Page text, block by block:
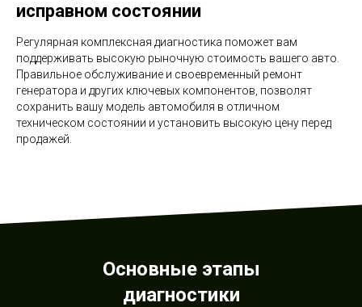
исправном состоянии
Регулярная комплексная диагностика поможет вам
поддерживать высокую рыночную стоимость вашего авто.
Правильное обслуживание и своевременный ремонт
генератора и других ключевых компонентов, позволят
сохранить вашу модель автомобиля в отличном
техническом состоянии и установить высокую цену перед
продажей.
Основные этапы
диагностики